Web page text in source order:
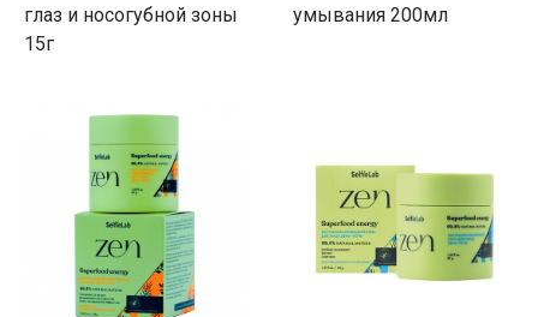
глаз и носогубной зоны
15г
умывания 200мл